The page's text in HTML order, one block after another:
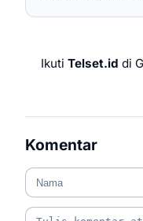
Ikuti Telset.id di
Komentar